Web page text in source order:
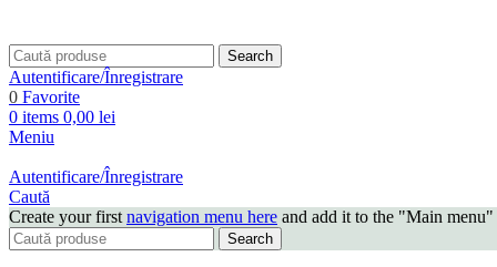
Search
Autentificare/Înregistrare
0 Favorite
0 items 0,00 lei
Meniu
Autentificare/Înregistrare
Caută
Create your first navigation menu here and add it to the "Main menu"
Search